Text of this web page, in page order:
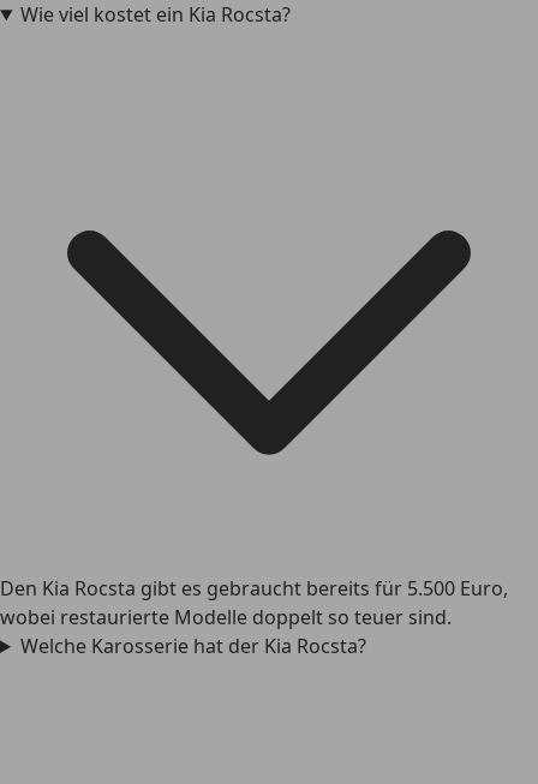
Wie viel kostet ein Kia Rocsta?
Den Kia Rocsta gibt es gebraucht bereits für 5.500 Euro,
wobei restaurierte Modelle doppelt so teuer sind.
Welche Karosserie hat der Kia Rocsta?